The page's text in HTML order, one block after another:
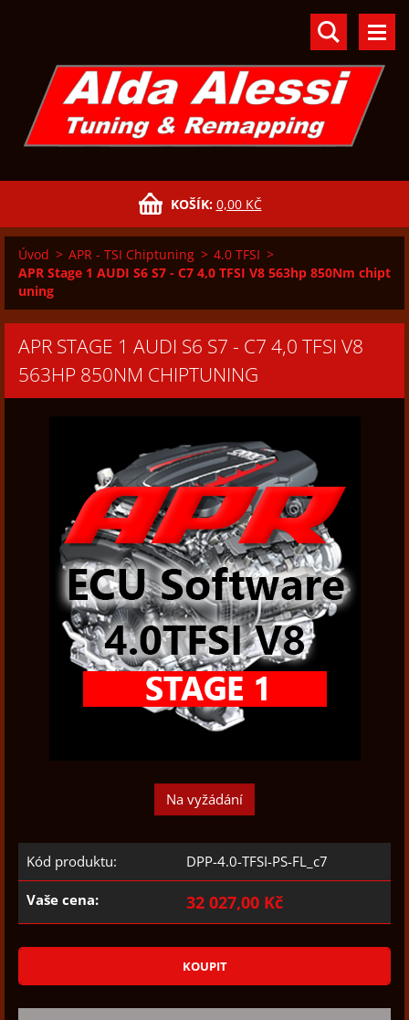
KOŠÍK: 0,00 KČ
Úvod > APR - TSI Chiptuning > 4.0 TFSI >
APR Stage 1 AUDI S6 S7 - C7 4,0 TFSI V8 563hp 850Nm chipt
uning
APR STAGE 1 AUDI S6 S7 - C7 4,0 TFSI V8
563HP 850NM CHIPTUNING
Na vyžádání
Kód produktu: DPP-4.0-TFSI-PS-FL_c7
Vaše cena: 32 027,00 Kč